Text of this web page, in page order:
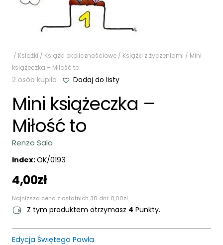
/ Książki / Książki okolicznościowe / Książki z życzeniami / Mini
książeczka – Miłość to
2 osób kupiło Dodaj do listy
Mini książeczka –
Miłość to
Renzo Sala
Index:OK/0193
4,00zł
Najniższa cena z ostatnich 30 dni: 0,00zł.
Z tym produktem otrzymasz 4 Punkty.
Edycja Świętego Pawła